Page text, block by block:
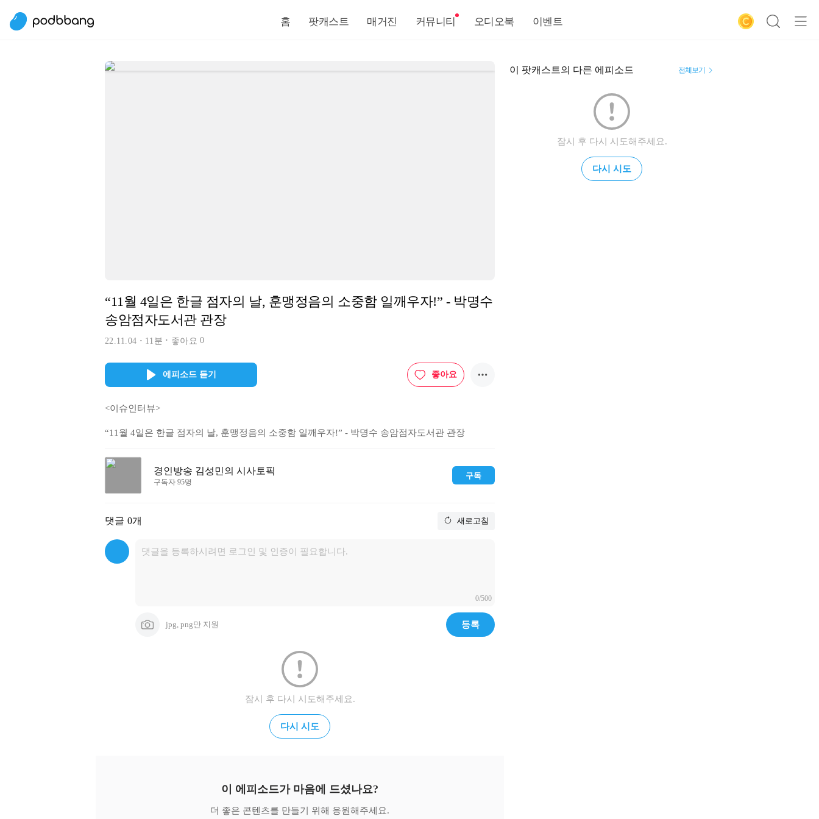
홈 팟캐스트 매거진 커뮤니티 오디오북 이벤트
“11월 4일은 한글 점자의 날, 훈맹정음의 소중함 일깨우자!” - 박명수
송암점자도서관 관장
22.11.04 11분 좋아요0
에피소드 듣기 좋아요
<이슈인터뷰>
“11월 4일은 한글 점자의 날, 훈맹정음의 소중함 일깨우자!” - 박명수 송암점자도서관 관장
경인방송 김성민의 시사토픽
구독자 95명
구독
댓글 0개 새로고침
0/500
jpg, png만 지원 등록
잠시 후 다시 시도해주세요.
다시 시도
이 에피소드가 마음에 드셨나요?
더 좋은 콘텐츠를 만들기 위해 응원해주세요.
이 팟캐스트의 다른 에피소드 전체보기
잠시 후 다시 시도해주세요.
다시 시도